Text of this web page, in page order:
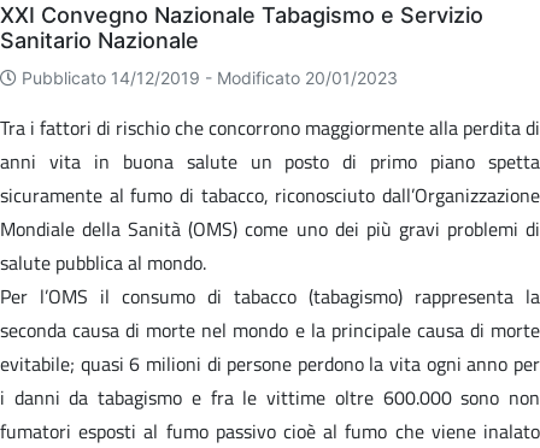
Eventi
XXI Convegno Nazionale Tabagismo e Servizio
Sanitario Nazionale
Pubblicato 14/12/2019 - Modificato 20/01/2023
Tra i fattori di rischio che concorrono maggiormente alla perdita di
anni vita in buona salute un posto di primo piano spetta
sicuramente al fumo di tabacco, riconosciuto dall’Organizzazione
Mondiale della Sanità (OMS) come uno dei più gravi problemi di
salute pubblica al mondo.
Per l’OMS il consumo di tabacco (tabagismo) rappresenta la
seconda causa di morte nel mondo e la principale causa di morte
evitabile; quasi 6 milioni di persone perdono la vita ogni anno per
i danni da tabagismo e fra le vittime oltre 600.000 sono non
fumatori esposti al fumo passivo cioè al fumo che viene inalato